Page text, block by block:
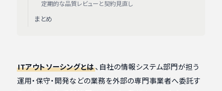
ITアウトソーシングとは、自社の情報システム部門が担う
運用・保守・開発などの業務を外部の専門事業者へ委託す
定期的な品質レビューと契約見直し
まとめ